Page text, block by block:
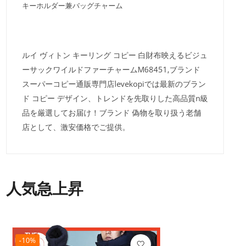
キーホルダー兼バッグチャーム
ルイ ヴィトン キーリング コピー 白財布映えるビジュ
ーサックワイルドファーチャームM68451,ブランド
スーパーコピー通販専門店levekopiでは最新のブラン
ド コピー デザイン、トレンドを先取りした高品質n級
品を厳選してお届け！ブランド 偽物を取り扱う老舗
店として、激安価格でご提供。
人気急上昇
-10%